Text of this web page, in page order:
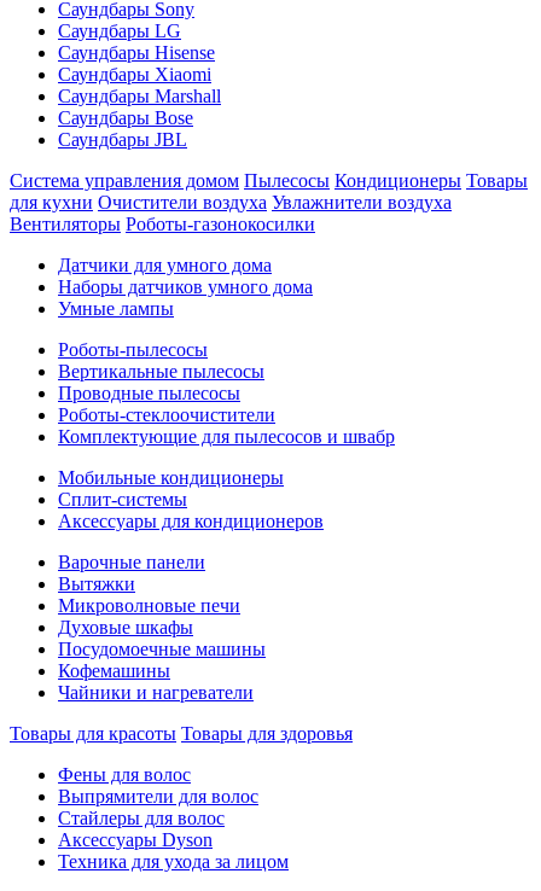
Саундбары Sony
Саундбары LG
Саундбары Hisense
Саундбары Xiaomi
Саундбары Marshall
Саундбары Bose
Саундбары JBL
Система управления домом Пылесосы Кондиционеры Товары
для кухни Очистители воздуха Увлажнители воздуха
Вентиляторы Роботы-газонокосилки
Датчики для умного дома
Наборы датчиков умного дома
Умные лампы
Роботы-пылесосы
Вертикальные пылесосы
Проводные пылесосы
Роботы-стеклоочистители
Комплектующие для пылесосов и швабр
Мобильные кондиционеры
Сплит-системы
Аксессуары для кондиционеров
Варочные панели
Вытяжки
Микроволновые печи
Духовые шкафы
Посудомоечные машины
Кофемашины
Чайники и нагреватели
Товары для красоты Товары для здоровья
Фены для волос
Выпрямители для волос
Стайлеры для волос
Аксессуары Dyson
Техника для ухода за лицом